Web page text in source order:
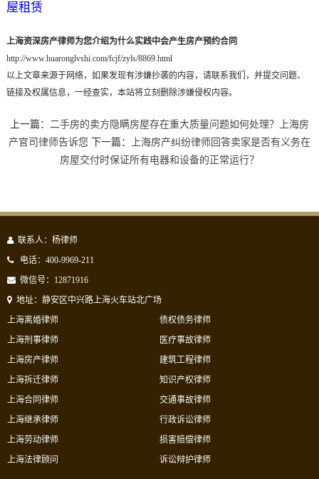
屋租赁
上海资深房产律师为您介绍为什么实践中会产生房产预约合同
http://www.huaronglvshi.com/fcjf/zyls/8869.html
以上文章来源于网络，如果发现有涉嫌抄袭的内容，请联系我们，并提交问题、
链接及权属信息，一经查实，本站将立刻删除涉嫌侵权内容。
上一篇： 二手房的卖方隐瞒房屋存在重大质量问题如何处理？上海房
产官司律师告诉您 下一篇：
上海房产纠纷律师回答卖家是否有义务在
房屋交付时保证所有电器和设备的正常运行？
联系人：杨律师
电话：400-9969-211
微信号：12871916
地址：静安区中兴路上海火车站北广场
上海离婚律师
上海刑事律师
上海房产律师
上海拆迁律师
债权债务律师
医疗事故律师
建筑工程律师
知识产权律师
上海合同律师
上海继承律师
上海劳动律师
上海法律顾问
交通事故律师
行政诉讼律师
损害赔偿律师
诉讼辩护律师